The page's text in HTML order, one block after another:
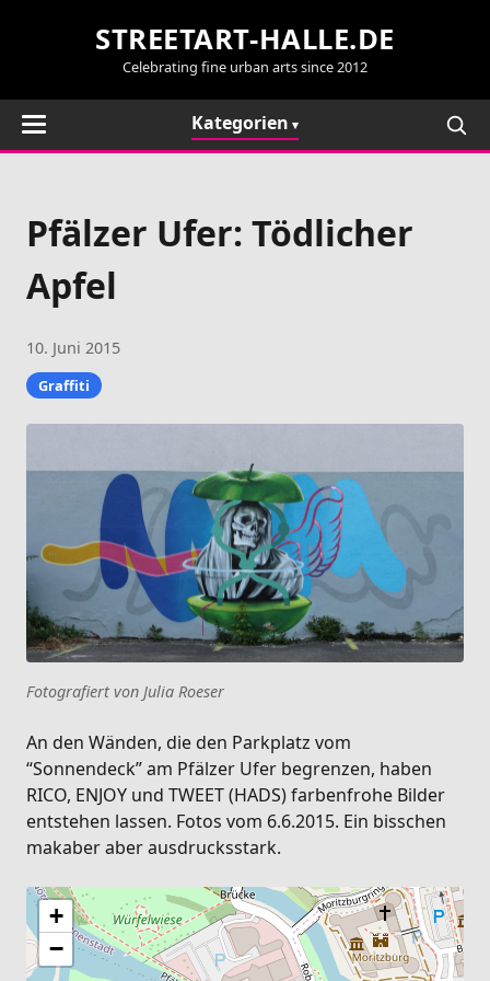
STREETART-HALLE.DE
Celebrating fine urban arts since 2012
Kategorien
Pfälzer Ufer: Tödlicher
Apfel
10. Juni 2015
Graffiti
Fotografiert von Julia Roeser
An den Wänden, die den Parkplatz vom
“Sonnendeck” am Pfälzer Ufer begrenzen, haben
RICO, ENJOY und TWEET (HADS) farbenfrohe Bilder
entstehen lassen. Fotos vom 6.6.2015. Ein bisschen
makaber aber ausdrucksstark.
+
−